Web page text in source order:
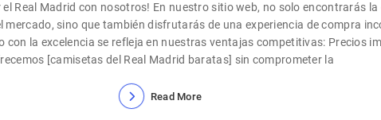
el Real Madrid con nosotros! En nuestro sitio web, no solo encontrarás
mercado, sino que también disfrutarás de una experiencia de compra
con la excelencia se refleja en nuestras ventajas competitivas: Precios
[camisetas del Real Madrid baratas] sin comprometer la
Read More